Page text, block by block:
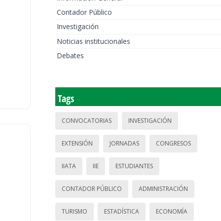
Contador Público
Investigación
Noticias institucionales
Debates
Tags
CONVOCATORIAS INVESTIGACIÓN
EXTENSIÓN JORNADAS CONGRESOS
IIATA IIE ESTUDIANTES
CONTADOR PÚBLICO ADMINISTRACIÓN
TURISMO ESTADÍSTICA ECONOMÍA